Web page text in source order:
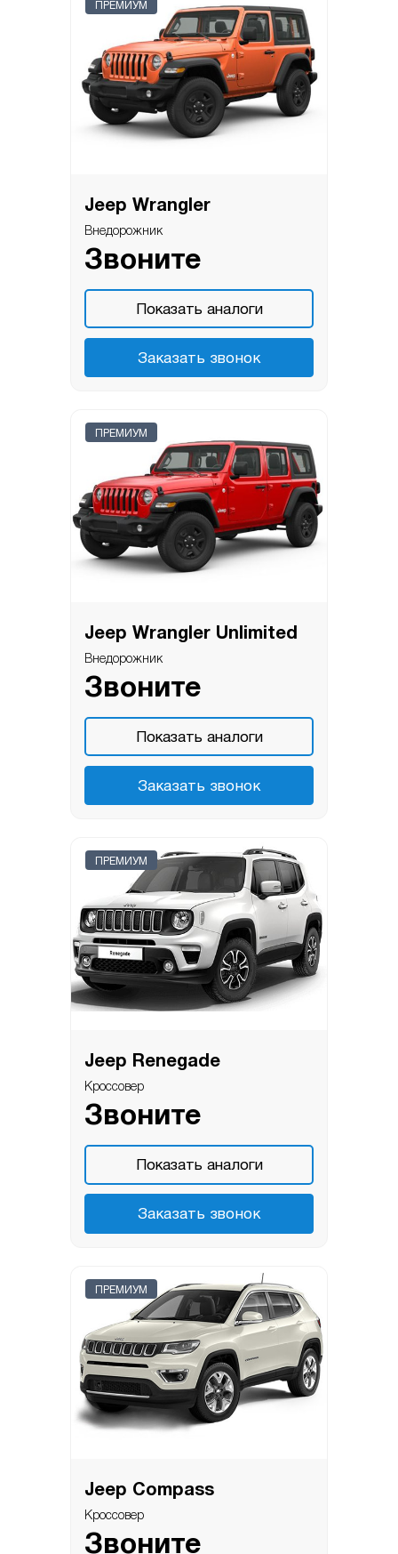
ПРЕМИУМ
Jeep Wrangler
Внедорожник
Звоните
Показать аналоги
Заказать звонок
ПРЕМИУМ
Jeep Wrangler Unlimited
Внедорожник
Звоните
Показать аналоги
Заказать звонок
ПРЕМИУМ
Jeep Renegade
Кроссовер
Звоните
Показать аналоги
Заказать звонок
ПРЕМИУМ
Jeep Compass
Кроссовер
Звоните